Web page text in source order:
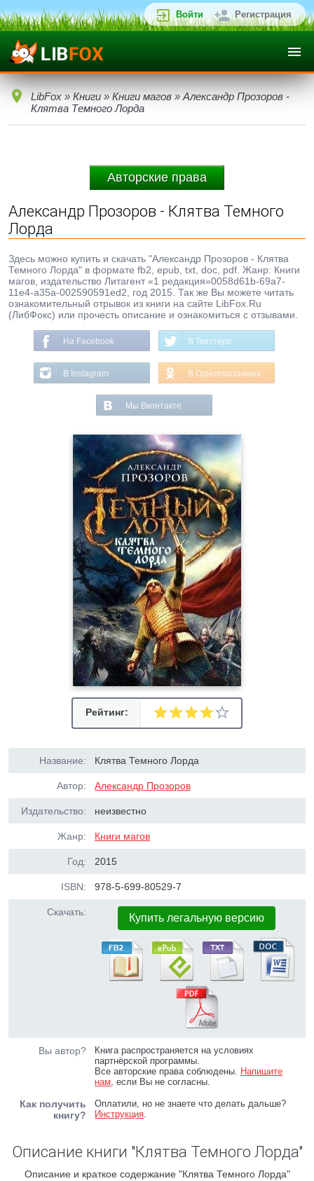
Войти Регистрация
LibFox » Книги » Книги магов » Александр Прозоров -
Клятва Темного Лорда
Авторские права
Александр Прозоров - Клятва Темного
Лорда
Здесь можно купить и скачать "Александр Прозоров - Клятва
Темного Лорда" в формате fb2, epub, txt, doc, pdf. Жанр: Книги
магов, издательство Литагент «1 редакция»0058d61b-69a7-
11e4-a35a-002590591ed2, год 2015. Так же Вы можете читать
ознакомительный отрывок из книги на сайте LibFox.Ru
(ЛибФокс) или прочесть описание и ознакомиться с отзывами.
На Facebook В Твиттере
В Instagram В Одноклассниках
Мы Вконтакте
Рейтинг:
Название: Клятва Темного Лорда
Автор: Александр Прозоров
Издательство: неизвестно
Жанр: Книги магов
Год: 2015
ISBN: 978-5-699-80529-7
Скачать: Купить легальную версию
Вы автор?
Книга распространяется на условиях
партнёрской программы.
Все авторские права соблюдены. Напишите
нам, если Вы не согласны.
Как получить
книгу?
Оплатили, но не знаете что делать дальше?
Инструкция.
Описание книги "Клятва Темного Лорда"
Описание и краткое содержание "Клятва Темного Лорда"